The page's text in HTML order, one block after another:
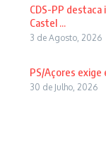
CDS-PP
Castel ...
3 de Agosto, 2026
PS/Açores exige
30 de Julho, 2026